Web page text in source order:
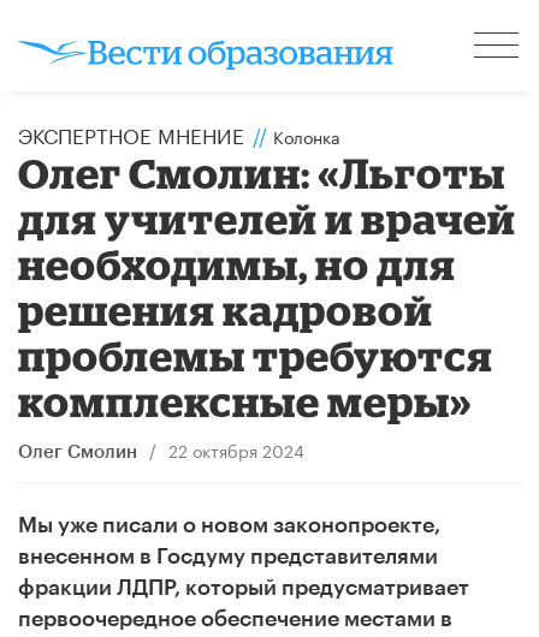
ЭКСПЕРТНОЕ МНЕНИЕ // Колонка
Олег Смолин: «Льготы
для учителей и врачей
необходимы, но для
решения кадровой
проблемы требуются
комплексные меры»
Олег Смолин / 22 октября 2024
Мы уже писали о новом законопроекте,
внесенном в Госдуму представителями
фракции ЛДПР, который предусматривает
первоочередное обеспечение местами в